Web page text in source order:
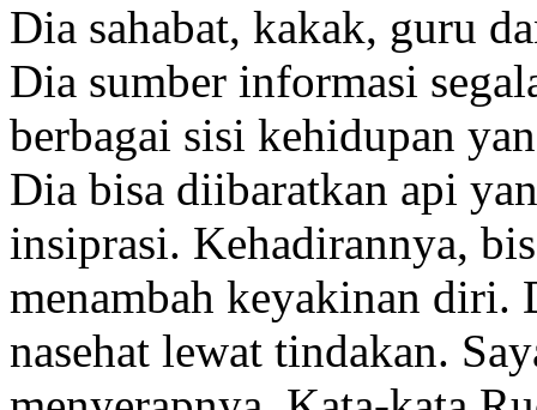
Dia sahabat, kakak, guru
Dia sumber informasi
berbagai sisi kehidupan
Dia bisa diibaratkan api
insiprasi. Kehadirannya,
menambah keyakinan diri.
nasehat lewat tindakan.